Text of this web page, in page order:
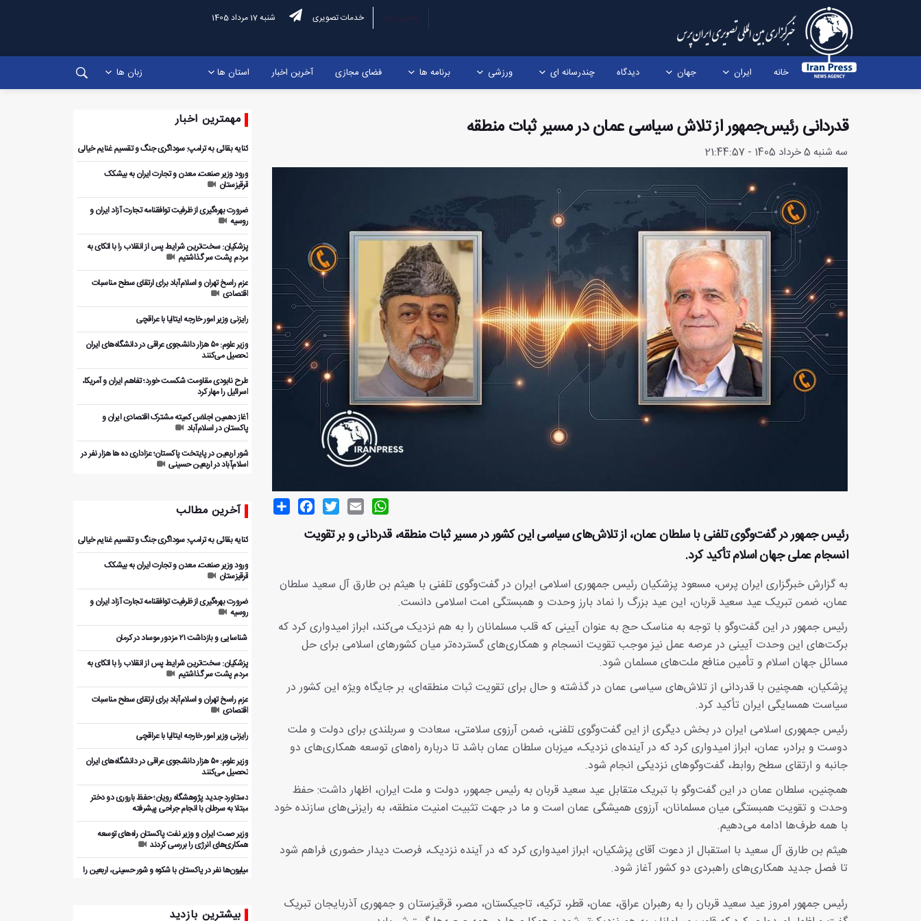
خدمات تصویری شنبه 17 مرداد 1405
خانه ایران جهان دیدگاه چندرسانه ای ورزشی برنامه ها فضای مجازی آخرین اخبار استان ها زبان ها
قدردانی رئیس‌جمهور از تلاش‌ سیاسی عمان در مسیر ثبات منطقه
سه شنبه 5 خرداد 1405 - 21:44:57
Share
FacebookTwitterEmail
WhatsApp
رئیس‌ جمهور در گفت‌وگوی تلفنی با سلطان عمان، از تلاش‌های سیاسی این کشور در مسیر ثبات منطقه، قدردانی و بر تقویت
انسجام عملی جهان اسلام تأکید کرد.
به گزارش خبرگزاری ایران پرس، مسعود پزشکیان رئیس‌ جمهوری اسلامی ایران در گفت‌وگوی تلفنی با هیثم بن طارق آل سعید سلطان
عمان، ضمن تبریک عید سعید قربان، این عید بزرگ را نماد بارز وحدت و همبستگی امت اسلامی دانست.
رئیس‌ جمهور در این گفت‌و‌گو با توجه به مناسک حج به‌ عنوان آیینی که قلب‌ مسلمانان را به هم نزدیک می‌کند، ابراز امیدواری کرد که
برکت‌های این وحدت آیینی در عرصه عمل نیز موجب تقویت انسجام و همکاری‌های گسترده‌تر میان کشور‌های اسلامی برای حل
مسائل جهان اسلام و تأمین منافع ملت‌های مسلمان شود.
پزشکیان، همچنین با قدردانی از تلاش‌های سیاسی عمان در گذشته و حال برای تقویت ثبات منطقه‌ای، بر جایگاه ویژه این کشور در
سیاست همسایگی ایران تأکید کرد.
رئیس‌ جمهوری اسلامی ایران در بخش دیگری از این گفت‌وگوی تلفنی، ضمن آرزوی سلامتی، سعادت و سربلندی برای دولت و ملت
دوست و برادر، عمان، ابراز امیدواری کرد که در آینده‌ای نزدیک، میزبان سلطان عمان باشد تا درباره راه‌های توسعه همکاری‌های دو
جانبه و ارتقای سطح روابط، گفت‌و‌گو‌های نزدیکی انجام شود.
همچنین، سلطان عمان در این گفت‌و‌گو با تبریک متقابل عید سعید قربان به رئیس‌ جمهور، دولت و ملت ایران، اظهار داشت: حفظ
وحدت و تقویت همبستگی میان مسلمانان، آرزوی همیشگی عمان است و ما در جهت تثبیت امنیت منطقه، به رایزنی‌های سازنده خود
با همه طرف‌ها ادامه می‌دهیم.
هیثم بن طارق آل سعید با استقبال از دعوت آقای پزشکیان، ابراز امیدواری کرد که در آینده نزدیک، فرصت دیدار حضوری فراهم شود
تا فصل جدید همکاری‌های راهبردی دو کشور آغاز شود.
رئیس‌ جمهور امروز عید سعید قربان را به رهبران عراق، عمان، قطر، ترکیه، تاجیکستان، مصر، قرقیزستان و جمهوری آذربایجان تبریک
مهمترین اخبار
کنایه بقائی به ترامپ: سوداگری جنگ و تقسیم غنایم خیالی
ورود وزیر صنعت، معدن و تجارت ایران به بیشکک
قرقیزستان
ضرورت بهره‌گیری از ظرفیت توافقنامه تجارت آزاد ایران و
روسیه
پزشکیان: سخت‌ترین شرایط پس از انقلاب را با اتکای به
مردم پشت سر گذاشتیم
عزم راسخ تهران و اسلام‌آباد برای ارتقای سطح مناسبات
اقتصادی
رایزنی وزیر امور خارجه ایتالیا با عراقچی
وزیر علوم: ۵۰ هزار دانشجوی عراقی در دانشگاه‌های ایران
تحصیل می‌کنند
طرح نابودی مقاومت شکست خورد؛ تفاهم ایران و آمریکا،
اسرائیل را مهار کرد
آغاز دهمین اجلاس کمیته مشترک اقتصادی ایران و
پاکستان در اسلام‌آباد
شور اربعین در پایتخت پاکستان؛ عزاداری ده ها هزار نفر در
اسلام‌آباد در اربعین حسینی
آخرین مطالب
کنایه بقائی به ترامپ: سوداگری جنگ و تقسیم غنایم خیالی
ورود وزیر صنعت، معدن و تجارت ایران به بیشکک
قرقیزستان
ضرورت بهره‌گیری از ظرفیت توافقنامه تجارت آزاد ایران و
روسیه
️ شناسایی و بازداشت ۲۱ مزدور موساد در کرمان
پزشکیان: سخت‌ترین شرایط پس از انقلاب را با اتکای به
مردم پشت سر گذاشتیم
عزم راسخ تهران و اسلام‌آباد برای ارتقای سطح مناسبات
اقتصادی
رایزنی وزیر امور خارجه ایتالیا با عراقچی
وزیر علوم: ۵۰ هزار دانشجوی عراقی در دانشگاه‌های ایران
تحصیل می‌کنند
دستاورد جدید پژوهشگاه رویان؛ حفظ باروری دو دختر
مبتلا به سرطان با انجام جراحی پیشرفته
وزیر صمت ایران و وزیر نفت پاکستان راه‌های توسعه
همکاری‌های انرژی را بررسی کردند
میلیون‌ها نفر در پاکستان با شکوه و شور حسینی، اربعین را
بررسی ظرفیت‌های همکاری اقتصادی ایران و پاکستان با
بخش خصوصی
بیشترین بازدید